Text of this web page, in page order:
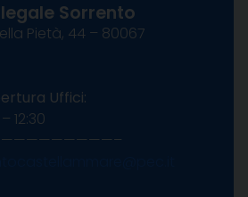
Sorrento
Pietà, 44 – 80067
Uffici:
12:30